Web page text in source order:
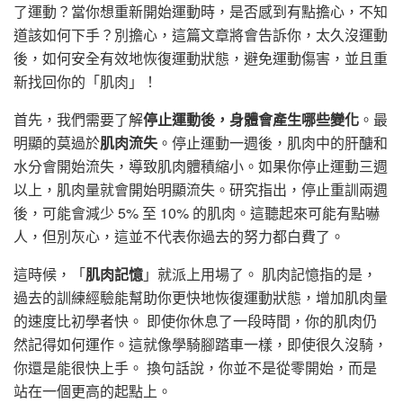
了運動？當你想重新開始運動時，是否感到有點擔心，不知
道該如何下手？別擔心，這篇文章將會告訴你，太久沒運動
後，如何安全有效地恢復運動狀態，避免運動傷害，並且重
新找回你的「肌肉」！
首先，我們需要了解停止運動後，身體會產生哪些變化 。最
明顯的莫過於肌肉流失 。停止運動一週後，肌肉中的肝醣和
水分會開始流失，導致肌肉體積縮小。如果你停止運動三週
以上，肌肉量就會開始明顯流失。研究指出，停止重訓兩週
後，可能會減少 5% 至 10% 的肌肉。這聽起來可能有點嚇
人，但別灰心，這並不代表你過去的努力都白費了。
這時候，「肌肉記憶」就派上用場了。 肌肉記憶指的是，
過去的訓練經驗能幫助你更快地恢復運動狀態，增加肌肉量
的速度比初學者快。 即使你休息了一段時間，你的肌肉仍
然記得如何運作。這就像學騎腳踏車一樣，即使很久沒騎，
你還是能很快上手。 換句話說，你並不是從零開始，而是
站在一個更高的起點上。